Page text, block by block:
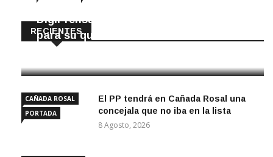
RECIENTES
DigiPrensa selecciona a Écija al Día
para su quiosco mundial
CAÑADA ROSAL
PORTADA
El PP tendrá en Cañada Rosal una
concejala que no iba en la lista
8 Agosto, 2026